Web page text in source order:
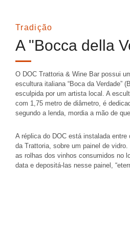
Tradição
A "Bocca della
O DOC Trattoria & Wine Bar possui
escultura italiana “Boca da Verdade”
esculpida por um artista local
A
com 1,75 metro de diâmetro, é
segundo a lenda, mordia a mão de
A réplica do DOC está instalada
da Trattoria, sobre um painel de vidro.
as rolhas dos vinhos consumidos no
data e depositá-las nesse painel, “